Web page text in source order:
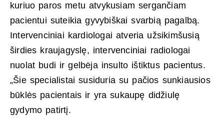
kuriuo paros metu atvykusiam sergančiam
pacientui suteikia gyvybiškai svarbią pagalbą.
Intervenciniai kardiologai atveria užsikimšusią
širdies kraujagyslę, intervenciniai radiologai
nuolat budi ir gelbėja insulto ištiktus pacientus.
„Šie specialistai susiduria su pačios sunkiausios
būklės pacientais ir yra sukaupę didžiulę
gydymo patirtį.